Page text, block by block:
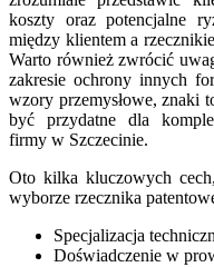
koszty oraz potencjalne
między klientem a
Warto również zwrócić
zakresie ochrony innych
wzory przemysłowe, znaki
być przydatne dla
firmy w Szczecinie.
Oto kilka kluczowych
wyborze rzecznika
Specjalizacja
Doświadczenie w